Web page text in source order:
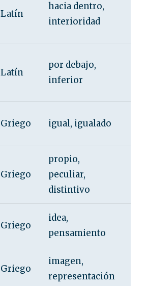
Latín
hacia dentro,
interioridad
Latín
por debajo,
inferior
Griego igual, igualado
Griego
propio,
peculiar,
distintivo
Griego
idea,
pensamiento
Griego
imagen,
representación